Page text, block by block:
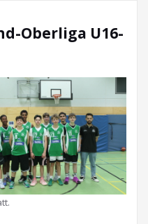
Oberliga U16-